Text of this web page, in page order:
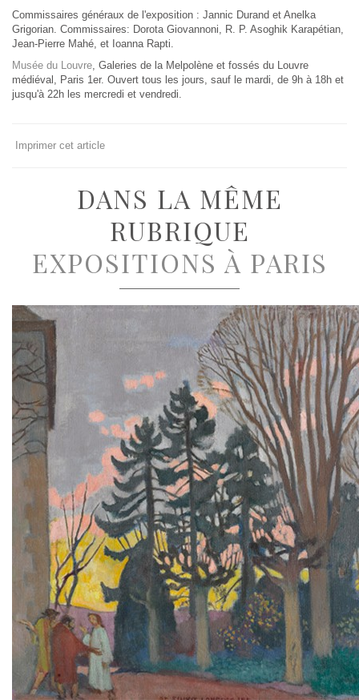
Commissaires généraux de l'exposition : Jannic Durand et Anelka
Grigorian. Commissaires: Dorota Giovannoni, R. P. Asoghik Karapétian,
Jean-Pierre Mahé, et Ioanna Rapti.
Musée du Louvre, Galeries de la Melpolène et fossés du Louvre
médiéval, Paris 1er. Ouvert tous les jours, sauf le mardi, de 9h à 18h et
jusqu'à 22h les mercredi et vendredi.
Imprimer cet article
DANS LA MÊME
RUBRIQUE
EXPOSITIONS À PARIS